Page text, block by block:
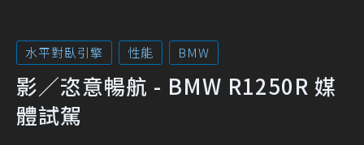
水平對臥引擎 性能 BMW
影／恣意暢航 - BMW R1250R 媒
體試駕